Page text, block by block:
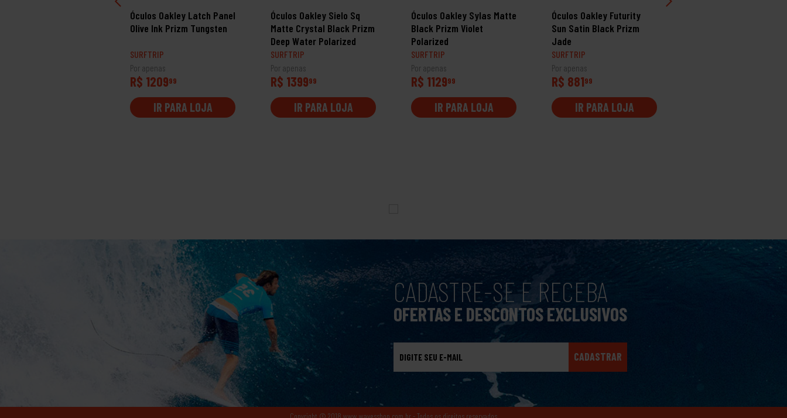
Óculos Oakley Latch Panel
Olive Ink Prizm Tungsten
SURFTRIP
Por apenas
R$ 120999
IR PARA LOJA
Óculos Oakley Sielo Sq
Matte Crystal Black Prizm
Deep Water Polarized
SURFTRIP
Por apenas
R$ 139999
IR PARA LOJA
Óculos Oakley Sylas Matte
Black Prizm Violet
Polarized
SURFTRIP
Por apenas
R$ 112999
IR PARA LOJA
Óculos Oakley Futurity
Sun Satin Black Prizm
Jade
SURFTRIP
Por apenas
R$ 88199
IR PARA LOJA
CADASTRE-SE E RECEBA
OFERTAS E DESCONTOS EXCLUSIVOS
CADASTRAR
Copyright © 2018 www.wavesshop.com.br - Todos os direitos reservados